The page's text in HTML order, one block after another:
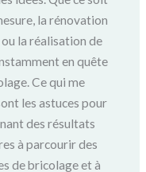
la rénovation
la réalisation de
en quête
Ce qui me
les astuces pour
des résultats
à parcourir des
de bricolage et à